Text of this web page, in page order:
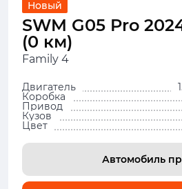
Новый
SWM G05 Pro
(0 км)
Family 4
Двигатель
Коробка
Привод
Кузов
Цвет
Автомобиль